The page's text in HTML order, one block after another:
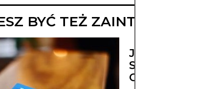
BYĆ TEŻ
JAK DZIAŁA
SPRZEDAŻ?
OPŁATY I